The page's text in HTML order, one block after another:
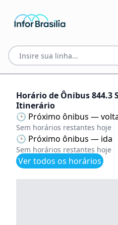
Horário de Ônibus 844.3
Itinerário
🕒 Próximo ônibus —
Sem horários restantes hoje
🕒 Próximo ônibus — ida
Sem horários restantes hoje
Ver todos os horários